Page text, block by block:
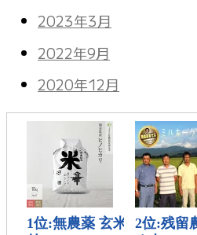
2023年3月
2022年9月
2020年12月